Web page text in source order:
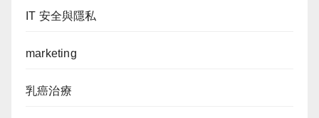
IT 安全與隱私
marketing
乳癌治療